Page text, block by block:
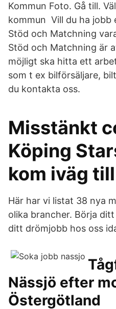
Kommun Foto. Gå till.
kommun Vill du ha jobb
Stöd och Matchning
Stöd och Matchning är
möjligt ska hitta ett
som t ex bilförsäljare,
du kontakta oss.
Misstänkt
Köping
kom iväg
Här har vi listat 38 nya
olika brancher. Börja
ditt drömjobb hos oss
Nässjö efter
Östergötland